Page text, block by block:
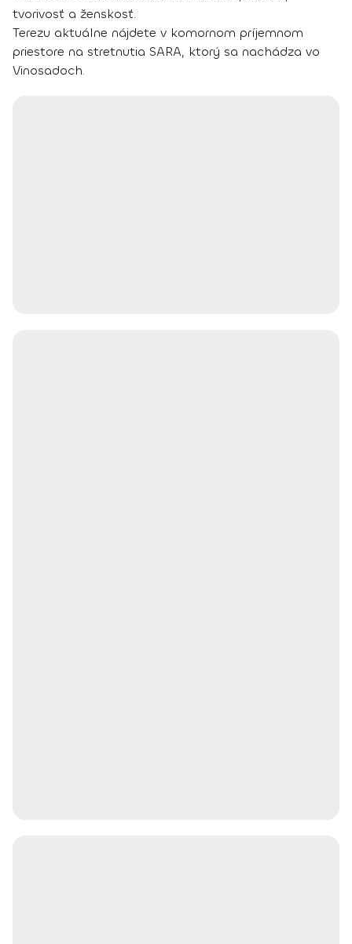
tvorivosť a ženskosť.
Terezu aktuálne nájdete v komornom príjemnom
priestore na stretnutia SARA, ktorý sa nachádza vo
Vinosadoch.